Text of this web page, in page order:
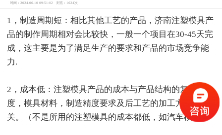
时间：2024-06-10 09:51:02 浏览：1624次
1，制造周期短：相比其他工艺的产品，济南注塑模具产
品的制作周期相对会比较快，一般一个项目在30-45天完
成，这主要是为了满足生产的要求和产品的市场竞争能
力.
2，成本低：注塑模具产品的成本与产品结构的复杂程
度，模具材料，制造精度要求及后工艺的加工方法等有
关。（不是所用的注塑模具的成本都低，如汽车模具）